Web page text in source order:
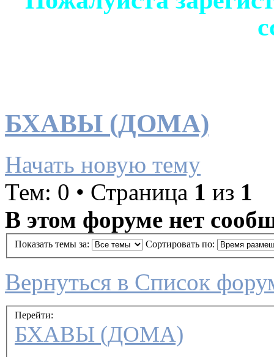
БХАВЫ (ДОМА)
Начать новую тему
Тем: 0 • Страница 1 из 1
В этом форуме нет
Показать темы за: Сортировать по:
Вернуться в Список
Перейти:
БХАВЫ (ДОМА)